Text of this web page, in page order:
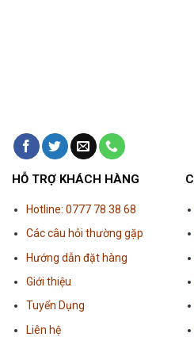
HỖ TRỢ KHÁCH HÀNG
Hotline: 0777 78 38 68
Các câu hỏi thường gặp
Hướng dẫn đặt hàng
Giới thiệu
Tuyển Dụng
Liên hệ